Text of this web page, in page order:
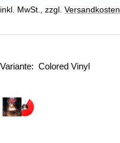
Preis
inkl. MwSt., zzgl. Versandkosten
Variante: Colored Vinyl